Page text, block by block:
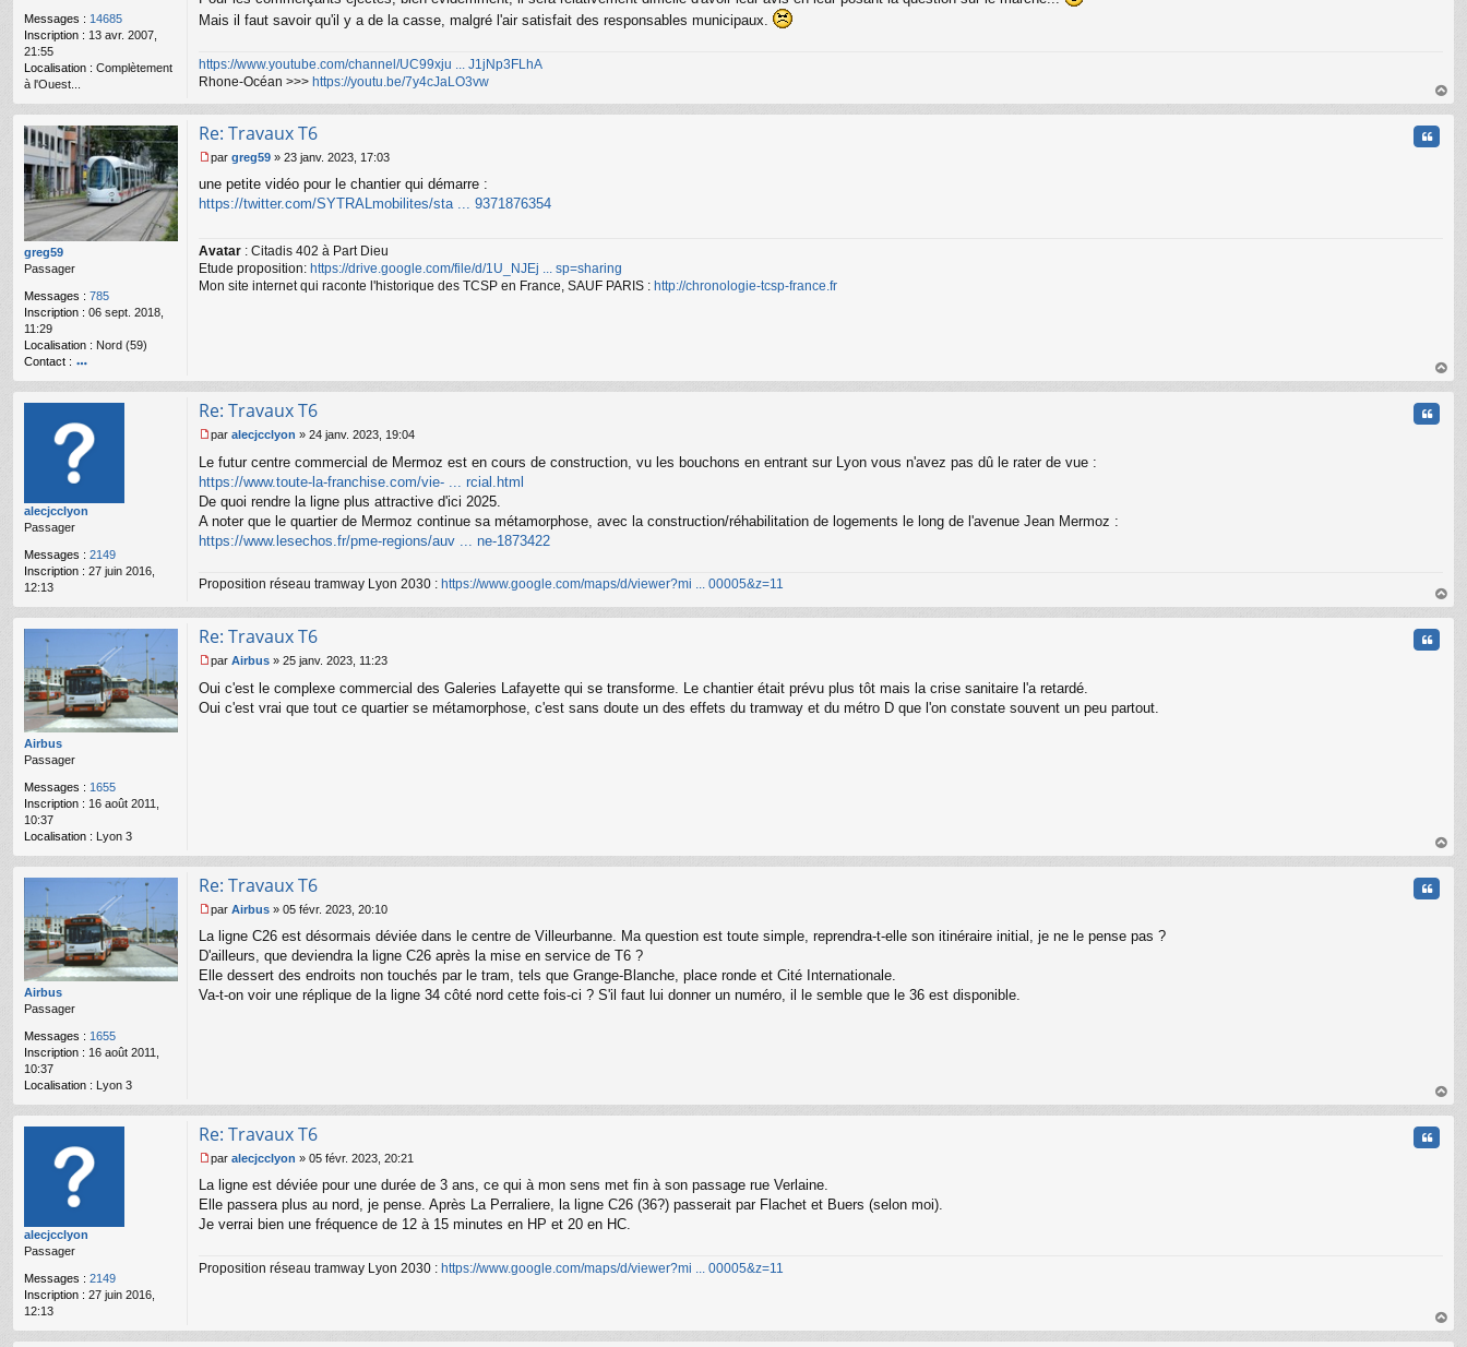
Messages : 14685
Inscription : 13 avr. 2007,
21:55
Localisation : Complètement
à l'Ouest...
l
u
Mais il faut savoir qu'il y a de la casse, malgré l'air satisfait des responsables municipaux.
https://www.youtube.com/channel/UC99xju ... J1jNp3FLhA
Rhone-Océan >>> https://youtu.be/7y4cJaLO3vw
au
greg59
Passager
Messages : 785
Inscription : 06 sept. 2018,
11:29
Localisation : Nord (59)
Contact :
o
te
r
gr
e
59
Re: Travaux T6
e
s
g
e
n
par greg59 » 23 janv. 2023, 17:03
une petite vidéo pour le chantier qui démarre :
https://twitter.com/SYTRALmobilites/sta ... 9371876354
Avatar : Citadis 402 à Part Dieu
Etude proposition: https://drive.google.com/file/d/1U_NJEj ... sp=sharing
Mon site internet qui raconte l'historique des TCSP en France, SAUF PARIS : http://chronologie-tcsp-france.fr
au
alecjcclyon
Passager
Messages : 2149
Inscription : 27 juin 2016,
12:13
Re: Travaux T6
e
s
g
e
l
par alecjcclyon » 24 janv. 2023, 19:04
Le futur centre commercial de Mermoz est en cours de construction, vu les bouchons en entrant sur Lyon vous n'avez pas dû le rater de vue :
https://www.toute-la-franchise.com/vie- ... rcial.html
De quoi rendre la ligne plus attractive d'ici 2025.
A noter que le quartier de Mermoz continue sa métamorphose, avec la construction/réhabilitation de logements le long de l'avenue Jean Mermoz :
https://www.lesechos.fr/pme-regions/auv ... ne-1873422
Proposition réseau tramway Lyon 2030 : https://www.google.com/maps/d/viewer?mi ... 00005&z=11
au
Airbus
Passager
Messages : 1655
Inscription : 16 août 2011,
10:37
Localisation : Lyon 3
Re: Travaux T6
e
s
par Airbus » 25 janv. 2023, 11:23
Oui c'est le complexe commercial des Galeries Lafayette qui se transforme. Le chantier était prévu plus tôt mais la crise sanitaire l'a retardé.
Oui c'est vrai que tout ce quartier se métamorphose, c'est sans doute un des effets du tramway et du métro D que l'on constate souvent un peu partout.
au
Airbus
Passager
Messages : 1655
Inscription : 16 août 2011,
10:37
Localisation : Lyon 3
Re: Travaux T6
e
s
s
g
par Airbus » 05 févr. 2023, 20:10
La ligne C26 est désormais déviée dans le centre de Villeurbanne. Ma question est toute simple, reprendra-t-elle son itinéraire initial, je ne le pense pas ?
D'ailleurs, que deviendra la ligne C26 après la mise en service de T6 ?
Elle dessert des endroits non touchés par le tram, tels que Grange-Blanche, place ronde et Cité Internationale.
Va-t-on voir une réplique de la ligne 34 côté nord cette fois-ci ? S'il faut lui donner un numéro, il le semble que le 36 est disponible.
au
alecjcclyon
Passager
Messages : 2149
Inscription : 27 juin 2016,
12:13
Re: Travaux T6
e
s
s
e
l
par alecjcclyon » 05 févr. 2023, 20:21
La ligne est déviée pour une durée de 3 ans, ce qui à mon sens met fin à son passage rue Verlaine.
Elle passera plus au nord, je pense. Après La Perraliere, la ligne C26 (36?) passerait par Flachet et Buers (selon moi).
Je verrai bien une fréquence de 12 à 15 minutes en HP et 20 en HC.
Proposition réseau tramway Lyon 2030 : https://www.google.com/maps/d/viewer?mi ... 00005&z=11
au